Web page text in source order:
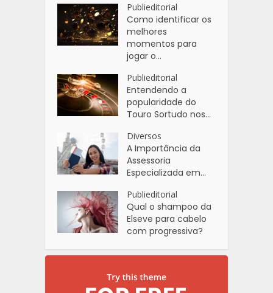
Publieditorial
Como identificar os
melhores
momentos para
jogar o...
Publieditorial
Entendendo a
popularidade do
Touro Sortudo nos...
Diversos
A Importância da
Assessoria
Especializada em...
Publieditorial
Qual o shampoo da
Elseve para cabelo
com progressiva?